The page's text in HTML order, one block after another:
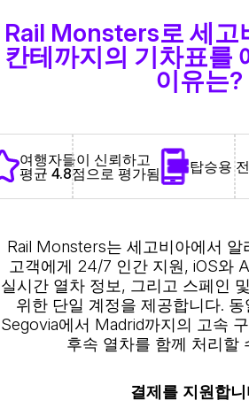
Rail Monsters로 세고
칸테까지의 기차표를
이유는?
여행자들이 신뢰하고
평균 4.8점으로 평가됨
탑승용
Rail Monsters는 세고비아에서 알
고객에게 24/7 인간 지원, iOS와
실시간 열차 정보, 그리고 스페인
위한 단일 계정을 제공합니다.
Segovia에서 Madrid까지의 고속
후속 열차를 함께 처리할
결제를 지원합